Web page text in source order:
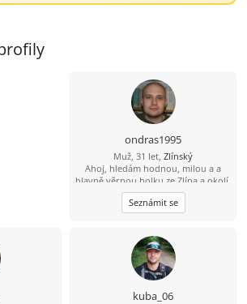
ondras1995
Muž, 31 let, Zlínský
Ahoj, hledám hodnou, milou a a
hlavně věrnou holku ze Zlína a okolí.
Požaduji věk 18-30. Mám rád
procházky po přírodě posezení u
šálku dobré kávi i čaje. Chci, aby
provaz a měli spolu pořád na sebe
dost času. Dej mi vědět, Zda-li tě můj
inzerát zaujal. Klidně mi napiš na
Whatsapp, číslo ti milerád dám.
Napiš na 734116792,hned odepisuji.
Seznámit se
kuba_06